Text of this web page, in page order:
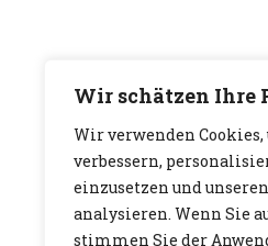
Wir schätzen Ihre
Wir verwenden
verbessern,
einzusetzen und
analysieren. Wenn Sie
stimmen Sie der